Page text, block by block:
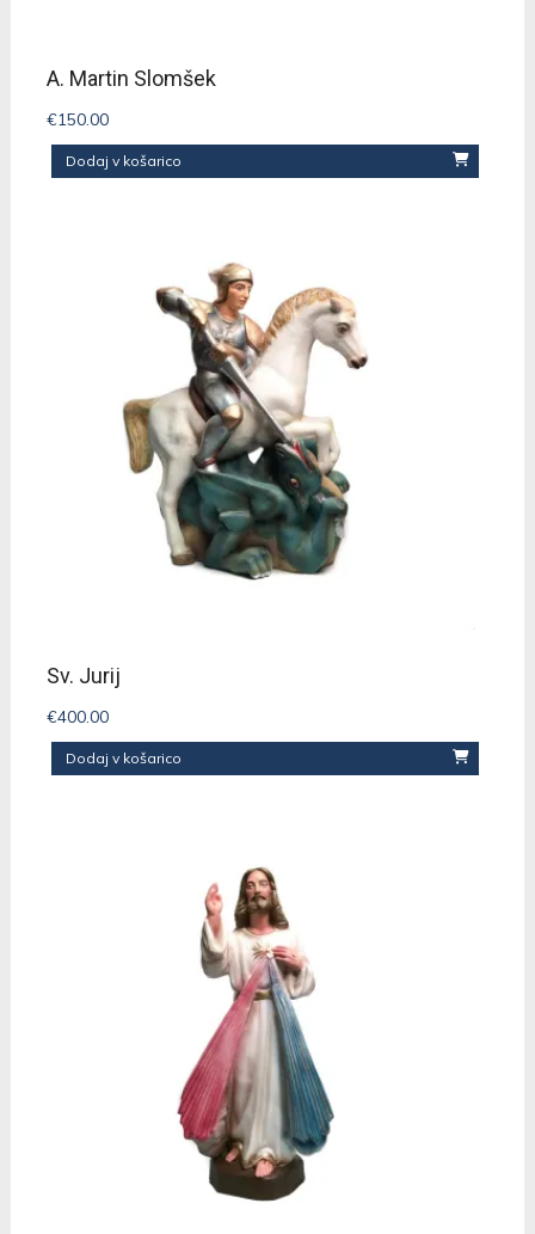
A. Martin Slomšek
€150.00
Dodaj v košarico
Sv. Jurij
€400.00
Dodaj v košarico